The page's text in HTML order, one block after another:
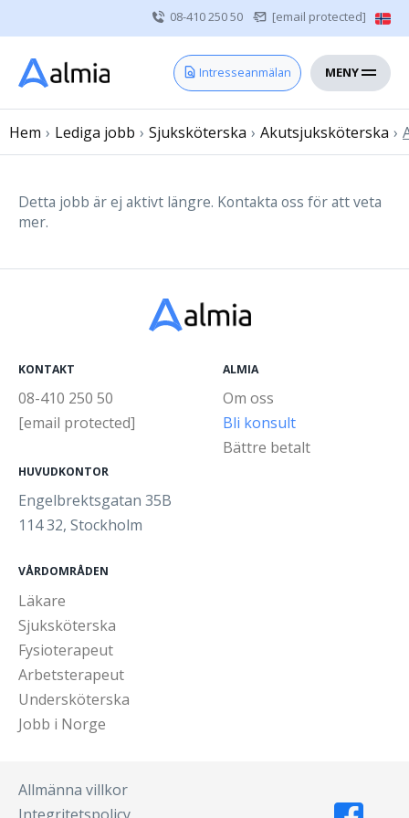
08-410 250 50 [email protected]
Intresseanmälan MENY
Hem
Vårdgivare
Om oss
Sjuksköterska
Läkare
Hem › Lediga jobb › Sjuksköterska › Akutsjuksköterska ›
Detta jobb är ej aktivt längre. Kontakta oss för att veta
mer.
KONTAKT
08-410 250 50
[email protected]
HUVUDKONTOR
Engelbrektsgatan 35B
114 32, Stockholm
ALMIA
Om oss
Bli konsult
Bättre betalt
VÅRDOMRÅDEN
Läkare
Sjuksköterska
Fysioterapeut
Arbetsterapeut
Undersköterska
Jobb i Norge
Allmänna villkor
Integritetspolicy